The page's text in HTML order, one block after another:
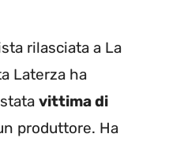
rilasciata a La
Laterza ha
vittima di
produttore. Ha